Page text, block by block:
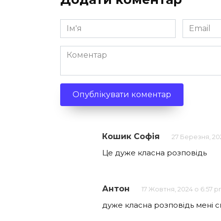
Ім'я
*
Email
*
Коментар
Кошик Софія 27 Березня,
Це дуже класна розповідь
Антон 17 Жовтня, 2024 о 6:57
дуже класна розповідь мені